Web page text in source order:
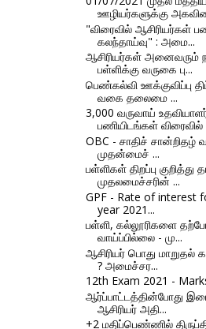
ஊழியர்களுக்கு
"விரைவில் ஆசிரியர்கள்
கலந்தாய்வு" : அமை...
ஆசிரியர்கள் அனைவரும்
பள்ளிக்கு வருகை பு...
பெண்கல்வி ஊக்குவிப்பு
வகை தலைமை ...
3,000 வருவாய்
பணியிடங்கள் விரைவில்
OBC - சாதிச் சான்றிதழ்
முதன்மைச் ...
பள்ளிகள் திறப்பு குறித்து
முதலமைச்சரின் ...
GPF - Rate of interest
year 2021...
பள்ளி, கல்லூரிகளை
வாய்ப்பில்லை - மு...
ஆசிரியர் பொது மாறுதல்
? அமைச்சர...
12th Exam 2021 -
ஆர்ப்பாட்டத்தின்போது
ஆசிரியர் அதி...
+2 மதிப்பெண்ணில்